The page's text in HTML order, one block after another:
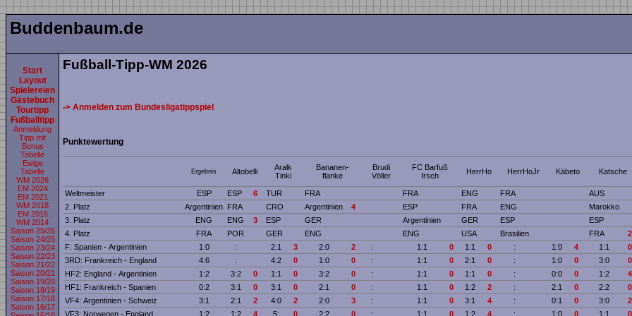
Buddenbaum.de
Start
Layout
Spielereien
Gästebuch
Tourtipp
Fußballtipp
Anmeldung
Tipp mit
Bonus
Tabelle
Ewige
Tabelle
WM 2026
EM 2024
EM 2021
WM 2018
EM 2016
WM 2014
Saison 25/26
Saison 24/25
Saison 23/24
Saison 22/23
Saison 21/22
Saison 20/21
Saison 19/20
Saison 18/19
Saison 17/18
Saison 16/17
Fußball-Tipp-WM 2026
-> Anmelden zum Bundesligatippspiel
Punktewertung
Ergebnis Altobelli
Aralk
Tinki
Bananen-
flanke
Brudi
Völler
FC Barfuß
Irsch
HerrHo HerrHoJr Käbeto Katsche
Weltmeister ESP ESP 6 TUR FRA FRA ENG FRA AUS
2. Platz
Argentinien FRA CRO Argentinien 4 ESP FRA ENG Marokko
3. Platz
ENG ENG 3 ESP GER Argentinien GER ESP ESP
4. Platz
FRA POR GER ENG ENG USA Brasilien FRA 2
F: Spanien - Argentinien
1:0 : 2:1 3 2:0 2 : 1:1 0 1:1 0 : 1:0 4 1:1 0
3RD: Frankreich - England
4:6 : 4:2 0 1:0 0 : 1:1 0 2:1 0 : 1:0 0 3:0 0
HF2: England - Argentinien
1:2 3:2 0 1:1 0 3:2 0 : 1:1 0 1:1 0 : 0:0 0 1:2 4
HF1: Frankreich - Spanien
0:2 3:1 0 3:1 0 2:1 0 : 1:1 0 1:2 2 : 2:1 0 2:2 0
VF4: Argentinien - Schweiz
3:1 2:1 2 4:0 2 2:0 3 : 1:1 0 3:1 4 : 0:1 0 3:0 2
VF3: Norwegen - England
1:2 1:2 4 5: 0 2:2 0 : 1:1 0 1:2 4 : 1:0 0 1:1 0